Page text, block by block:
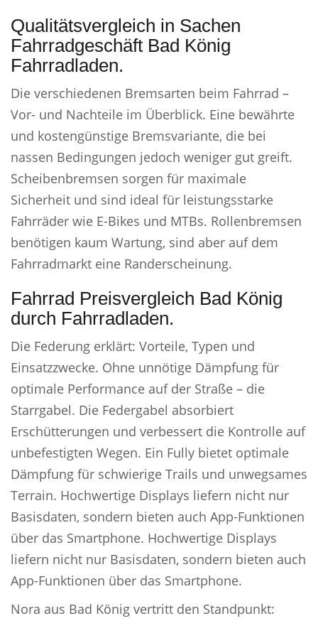
Qualitätsvergleich in Sachen
Fahrradgeschäft Bad König
Fahrradladen.
Die verschiedenen Bremsarten beim Fahrrad –
Vor- und Nachteile im Überblick. Eine bewährte
und kostengünstige Bremsvariante, die bei
nassen Bedingungen jedoch weniger gut greift.
Scheibenbremsen sorgen für maximale
Sicherheit und sind ideal für leistungsstarke
Fahrräder wie E-Bikes und MTBs. Rollenbremsen
benötigen kaum Wartung, sind aber auf dem
Fahrradmarkt eine Randerscheinung.
Fahrrad Preisvergleich Bad König
durch Fahrradladen.
Die Federung erklärt: Vorteile, Typen und
Einsatzzwecke. Ohne unnötige Dämpfung für
optimale Performance auf der Straße – die
Starrgabel. Die Federgabel absorbiert
Erschütterungen und verbessert die Kontrolle auf
unbefestigten Wegen. Ein Fully bietet optimale
Dämpfung für schwierige Trails und unwegsames
Terrain. Hochwertige Displays liefern nicht nur
Basisdaten, sondern bieten auch App-Funktionen
über das Smartphone. Hochwertige Displays
liefern nicht nur Basisdaten, sondern bieten auch
App-Funktionen über das Smartphone.
Nora aus Bad König vertritt den Standpunkt: